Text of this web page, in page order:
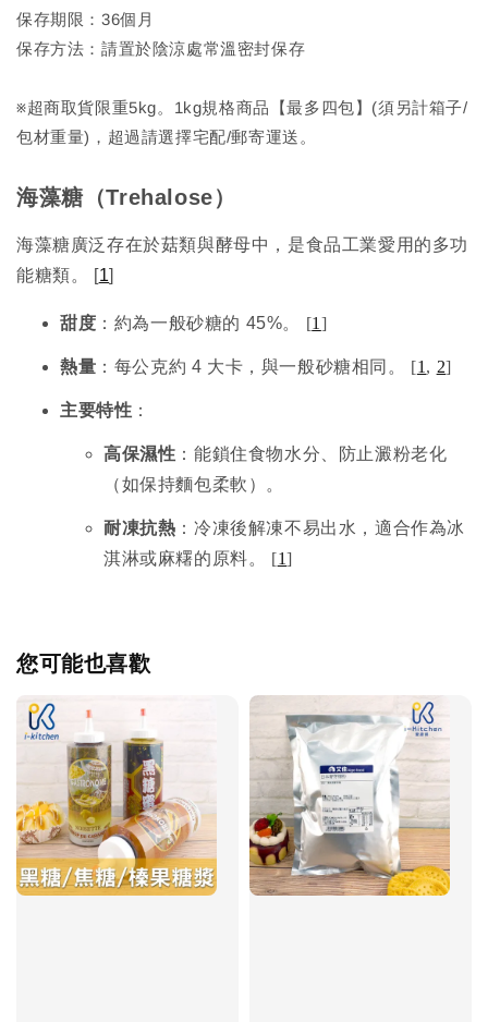
保存期限：36個月
保存方法：請置於陰涼處常溫密封保存
※超商取貨限重5kg。1kg規格商品【最多四包】(須另計箱子/
包材重量)，超過請選擇宅配/郵寄運送。
海藻糖（Trehalose）
海藻糖廣泛存在於菇類與酵母中，是食品工業愛用的多功
能糖類。 [1]
甜度 ：約為一般砂糖的 45%。 [1 ]
熱量 ：每公克約 4 大卡，與一般砂糖相同。 [1 , 2]
主要特性 ：
高保濕性 ：能鎖住食物水分、防止澱粉老化
（如保持麵包柔軟）。
耐凍抗熱 ：冷凍後解凍不易出水，適合作為冰
淇淋或麻糬的原料。
[1]
您可能也喜歡